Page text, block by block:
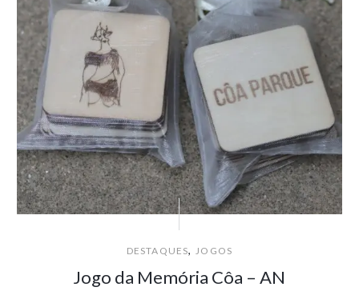
DESTAQUES, JOGOS
Jogo da Memória Côa – AN